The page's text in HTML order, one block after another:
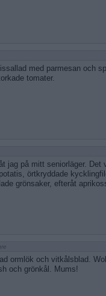
med parmesan och
tomater.
jag på mitt seniorläger.
örtkryddade
grönsaker, efteråt
ormlök och vitkålsblad.
och grönkål. Mums!